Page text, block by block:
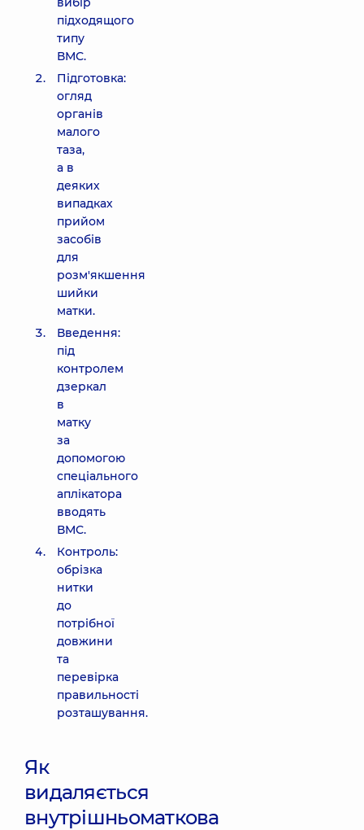
підходящого
типу
ВМС.
Підготовка:
огляд
органів
малого
таза,
а в
деяких
випадках
прийом
засобів
для
розм'якшення
шийки
матки.
Введення:
під
контролем
дзеркал
в
матку
за
допомогою
спеціального
аплікатора
вводять
ВМС.
Контроль:
обрізка
нитки
до
потрібної
довжини
та
перевірка
правильності
розташування.
Як
видаляється
внутрішньоматкова